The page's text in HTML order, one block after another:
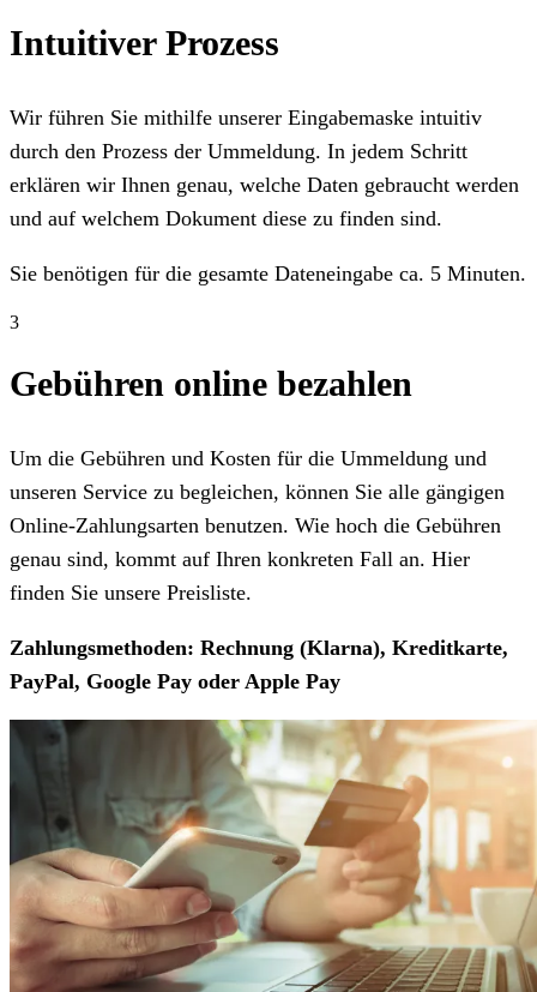
Intuitiver Prozess
Wir führen Sie mithilfe unserer Eingabemaske intuitiv
durch den Prozess der Ummeldung. In jedem Schritt
erklären wir Ihnen genau, welche Daten gebraucht werden
und auf welchem Dokument diese zu finden sind.
Sie benötigen für die gesamte Dateneingabe ca. 5 Minuten.
3
Gebühren online bezahlen
Um die Gebühren und Kosten für die Ummeldung und
unseren Service zu begleichen, können Sie alle gängigen
Online-Zahlungsarten benutzen. Wie hoch die Gebühren
genau sind, kommt auf Ihren konkreten Fall an. Hier
finden Sie unsere Preisliste.
Zahlungsmethoden: Rechnung (Klarna), Kreditkarte,
PayPal, Google Pay oder Apple Pay